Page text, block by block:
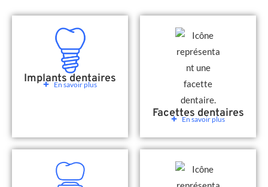
Implants dentaires
En savoir plus
Facettes dentaires
En savoir plus